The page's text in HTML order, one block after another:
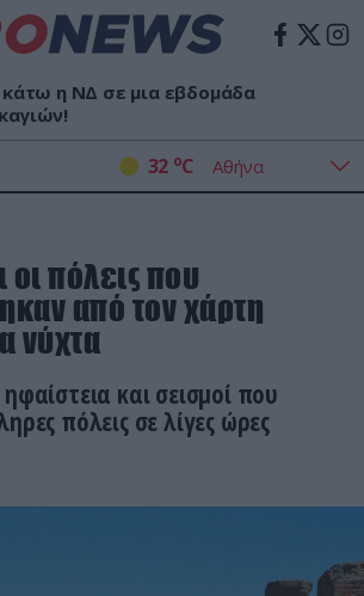
κάτω η ΝΔ σε μια εβδομάδα
32 oC
οι πόλεις που
από τον χάρτη
νύχτα
και σεισμοί που
πόλεις σε λίγες ώρες